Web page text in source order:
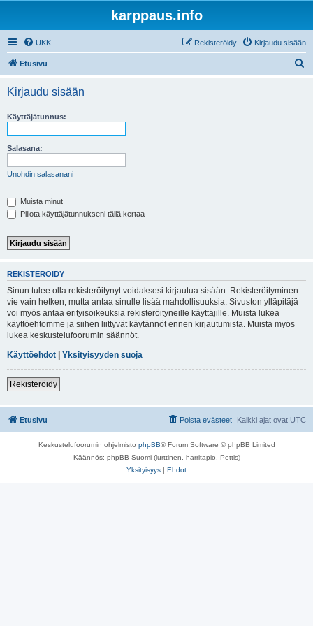
karppaus.info
UKK Kirjaudu sisään
Rekisteröidy
Etusivu
Kirjaudu sisään
Käyttäjätunnus:
Salasana:
Unohdin salasanani
Muista minut
Piilota käyttäjätunnukseni tällä kertaa
REKISTERÖIDY
Sinun tulee olla rekisteröitynyt voidaksesi kirjautua sisään. Rekisteröityminen
vie vain hetken, mutta antaa sinulle lisää mahdollisuuksia. Sivuston ylläpitäjä
voi myös antaa erityisoikeuksia rekisteröityneille käyttäjille. Muista lukea
käyttöehtomme ja siihen liittyvät käytännöt ennen kirjautumista. Muista myös
lukea keskustelufoorumin säännöt.
Käyttöehdot | Yksityisyyden suoja
Rekisteröidy
Etusivu Kaikki ajat ovat UTC
Poista evästeet
Keskustelufoorumin ohjelmisto phpBB® Forum Software © phpBB Limited
Käännös: phpBB Suomi (lurttinen, harritapio, Pettis)
Yksityisyys | Ehdot